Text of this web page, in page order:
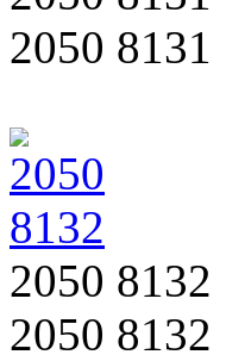
2050 8131
2050 8132
2050 8132